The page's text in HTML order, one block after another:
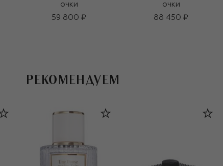
очки
59 800 ₽
очки
88 450 ₽
РЕКОМЕНДУЕМ